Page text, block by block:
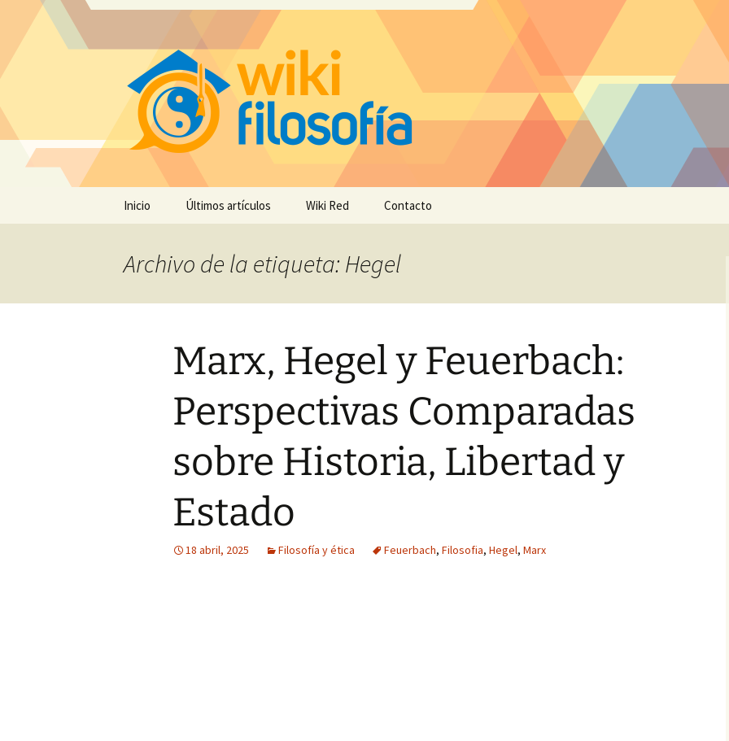
Inicio Últimos artículos Wiki Red Contacto
Archivo de la etiqueta: Hegel
Marx, Hegel y Feuerbach:
Perspectivas Comparadas
sobre Historia, Libertad y
Estado
18 abril, 2025 Filosofía y ética Feuerbach, Filosofia, Hegel, Marx